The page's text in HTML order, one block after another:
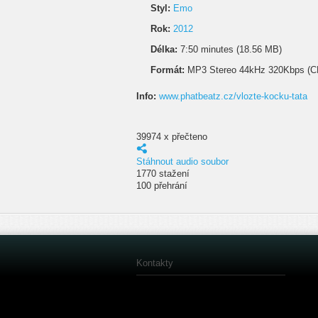
Styl: Emo
Rok: 2012
Délka: 7:50 minutes (18.56 MB)
Formát: MP3 Stereo 44kHz 320Kbps
Info: www.phatbeatz.cz/vlozte-kocku-tata
39974 x přečteno
Stáhnout audio soubor
1770 stažení
100 přehrání
Kontakty